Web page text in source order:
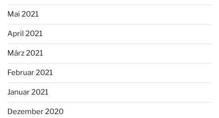
Mai 2021
April 2021
März 2021
Februar 2021
Januar 2021
Dezember 2020